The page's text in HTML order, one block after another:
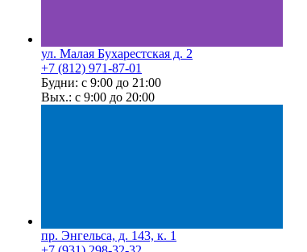
ул. Малая Бухарестская д. 2
+7 (812) 971-87-01
Будни: с 9:00 до 21:00
Вых.: с 9:00 до 20:00
пр. Энгельса, д. 143, к. 1